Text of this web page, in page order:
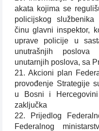
akata kojima se
policijskog
činu glavni inspektor,
uprave policije u
unutrašnjih poslova
unutarnjih poslova, sa
21. Akcioni plan
provođenje Strategije
u Bosni i
zaključka
22. Prijedlog
Federalnog